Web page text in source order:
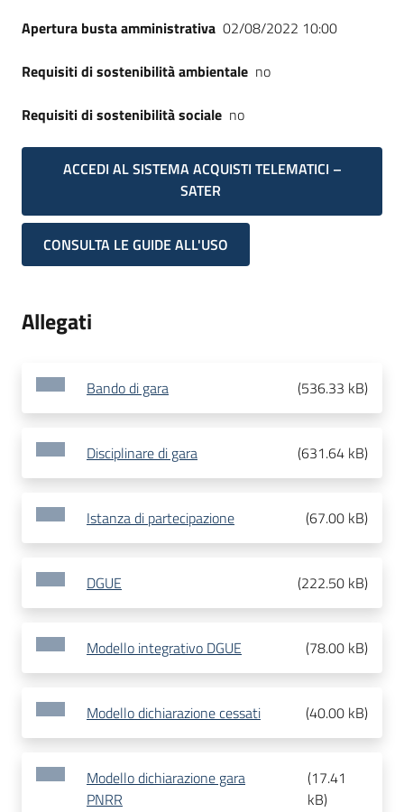
Apertura busta amministrativa 02/08/2022 10:00
Requisiti di sostenibilità ambientale no
Requisiti di sostenibilità sociale no
ACCEDI AL SISTEMA ACQUISTI TELEMATICI –
SATER
CONSULTA LE GUIDE ALL'USO
Allegati
Bando di gara (536.33 kB)
Disciplinare di gara (631.64 kB)
Istanza di partecipazione (67.00 kB)
DGUE (222.50 kB)
Modello integrativo DGUE (78.00 kB)
Modello dichiarazione cessati (40.00 kB)
Modello dichiarazione gara
PNRR
(17.41
kB)